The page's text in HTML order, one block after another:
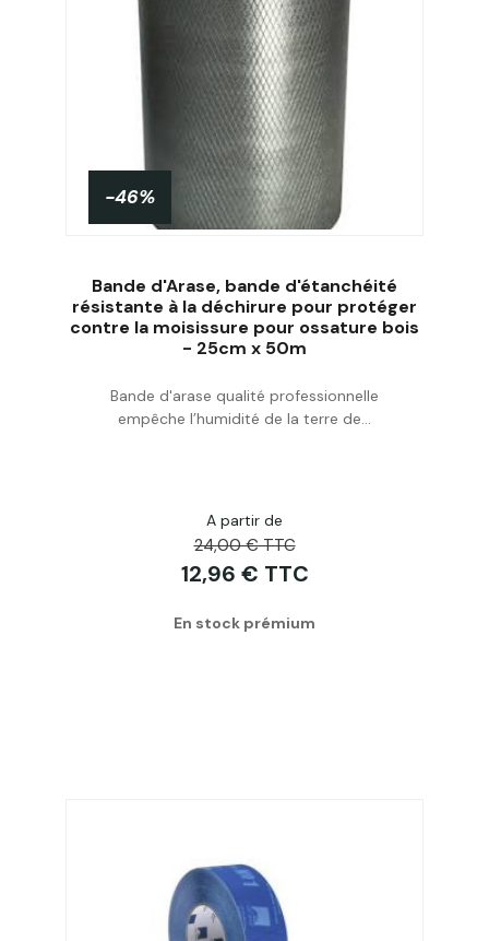
Acheter
-46%
Bande d'Arase, bande d'étanchéité
résistante à la déchirure pour protéger
contre la moisissure pour ossature bois
- 25cm x 50m
Bande d'arase qualité professionnelle
empêche l’humidité de la terre de...
A partir de
24,00 € TTC
12,96 € TTC
En stock prémium